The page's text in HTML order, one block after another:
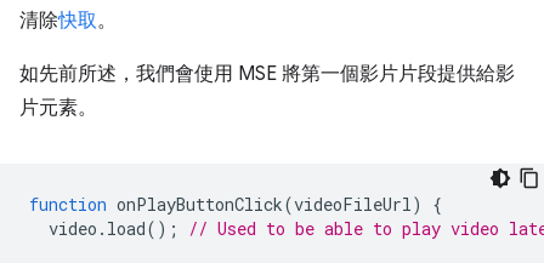
清除快取。
如先前所述，我們會使用 MSE 將第一個影片片段提供給影
片元素。
function onPlayButtonClick(videoFileUrl)
{
video . load(); // Used to be able to play video